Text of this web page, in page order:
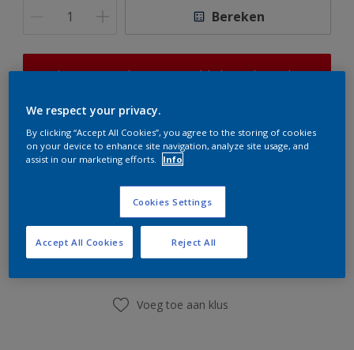
Bereken
Op dit moment is het niet mogelijk dit product online
er hard aan om de voorraad aan te vullen.
Boodschappenlijst
Vind een winkel
Voeg toe aan klus
We respect your privacy.
By clicking “Accept All Cookies”, you agree to the storing of cookies
on your device to enhance site navigation, analyze site usage, and
assist in our marketing efforts.
Info
Cookies Settings
Reject All
Accept All Cookies